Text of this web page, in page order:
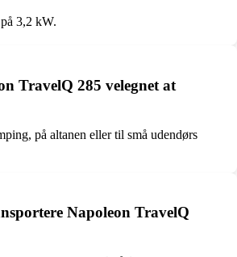
3,2 kW.
TravelQ 285 velegnet at
på altanen eller til små udendørs
Napoleon TravelQ